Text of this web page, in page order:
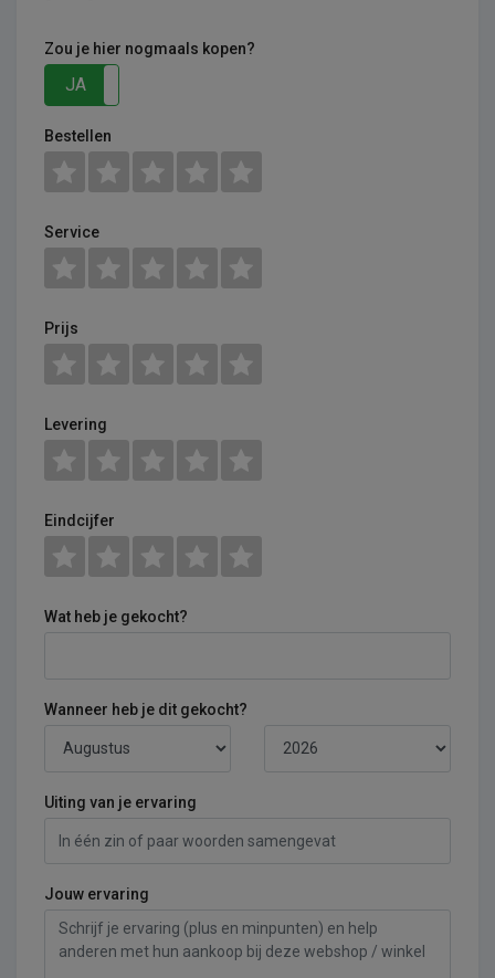
Zou je hier nogmaals kopen?
JA
Bestellen
Service
Prijs
Levering
Eindcijfer
Wat heb je gekocht?
Wanneer heb je dit gekocht?
Uiting van je ervaring
Jouw ervaring